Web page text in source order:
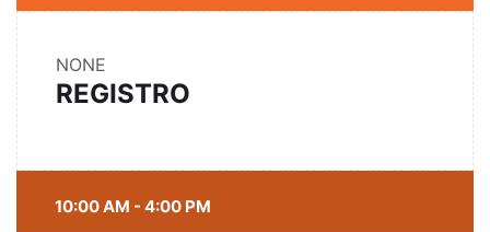
NONE
REGISTRO
10:00 AM - 4:00 PM